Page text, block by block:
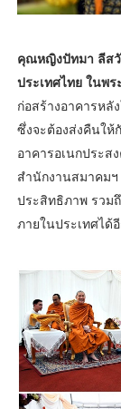
คุณหญิงปัทมา ลีส
ประเทศไทย ในพ
ก่อสร้างอาคารห
ซึ่งจะต้องส่งคืนให้
อาคารอเนกประส
สำนักงานสมาคม
ประสิทธิภาพ รวม
ภายในประเทศได้